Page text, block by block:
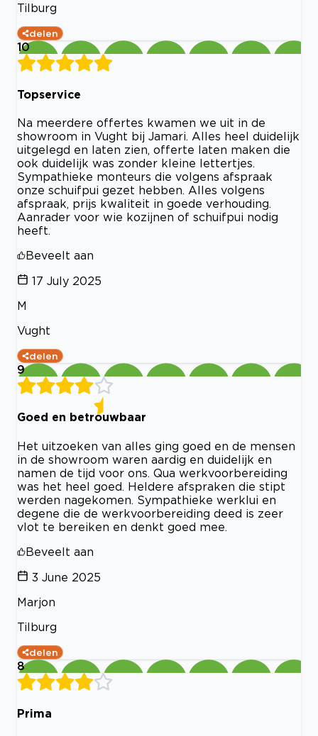
Tilburg
delen
10
Topservice
Na meerdere offertes kwamen we uit in de
showroom in Vught bij Jamari. Alles heel duidelijk
uitgelegd en laten zien, offerte laten maken die
ook duidelijk was zonder kleine lettertjes.
Sympathieke monteurs die volgens afspraak
onze schuifpui gezet hebben. Alles volgens
afspraak, prijs kwaliteit in goede verhouding.
Aanrader voor wie kozijnen of schuifpui nodig
heeft.
Beveelt aan
17 July 2025
M
Vught
delen
9
Goed en betrouwbaar
Het uitzoeken van alles ging goed en de mensen
in de showroom waren aardig en duidelijk en
namen de tijd voor ons. Qua werkvoorbereiding
was het heel goed. Heldere afspraken die stipt
werden nagekomen. Sympathieke werklui en
degene die de werkvoorbereiding deed is zeer
vlot te bereiken en denkt goed mee.
Beveelt aan
3 June 2025
Marjon
Tilburg
delen
8
Prima